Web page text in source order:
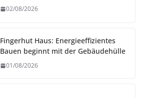
02/08/2026
Fingerhut Haus: Energieeffizientes
Bauen beginnt mit der Gebäudehülle
01/08/2026